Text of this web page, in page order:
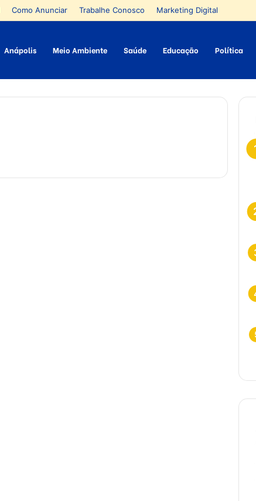
Como Anunciar Trabalhe Conosco Marketing Digital
Anápolis Meio Ambiente Saúde Educação Política